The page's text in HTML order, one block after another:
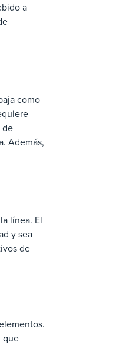
a
como
de
Además,
línea. El
y sea
de
que